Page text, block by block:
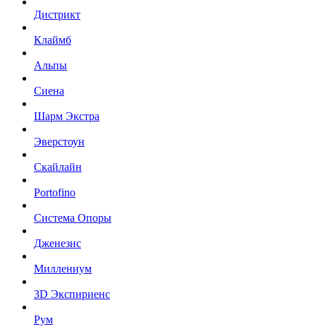
Дистрикт
Клаймб
Альпы
Сиена
Шарм Экстра
Эверстоун
Скайлайн
Portofino
Система Опоры
Дженезис
Миллениум
3D Экспириенс
Рум